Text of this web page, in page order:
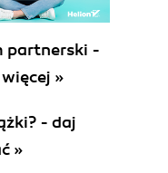
partnerski -
»
- daj
»